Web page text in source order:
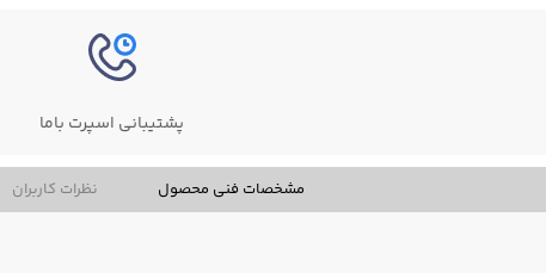
پشتیبانی اسپرت باما
مشخصات فنی محصول نظرات کاربران